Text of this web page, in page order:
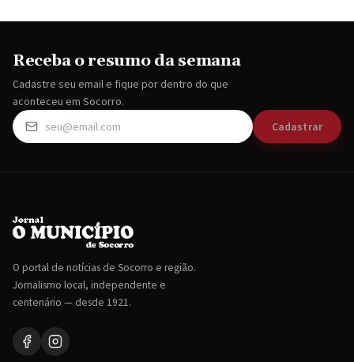
Receba o resumo da semana
Cadastre seu email e fique por dentro do que
aconteceu em Socorro.
Cadastrar
O portal de notícias de Socorro e região.
Jornalismo local, independente e
centenário — desde 1921.